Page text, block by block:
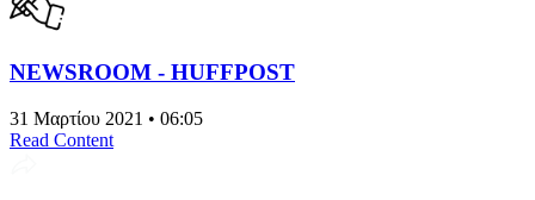
NEWSROOM - HUFFPOST
31 Μαρτίου 2021 • 06:05
Read Content